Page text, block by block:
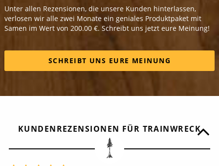
Unter allen Rezensionen, die unsere Kunden hinterlassen,
verlosen wir alle zwei Monate ein geniales Produktpaket mit
Samen im Wert von 200.00 €. Schreibt uns jetzt eure Meinung!
SCHREIBT UNS EURE MEINUNG
KUNDENREZENSIONEN FÜR TRAINWRECK